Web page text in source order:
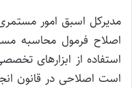
مدیرکل اسبق امور
اصلاح فرمول محاسبه
استفاده از ابزارهای
است اصلاحی در قانون